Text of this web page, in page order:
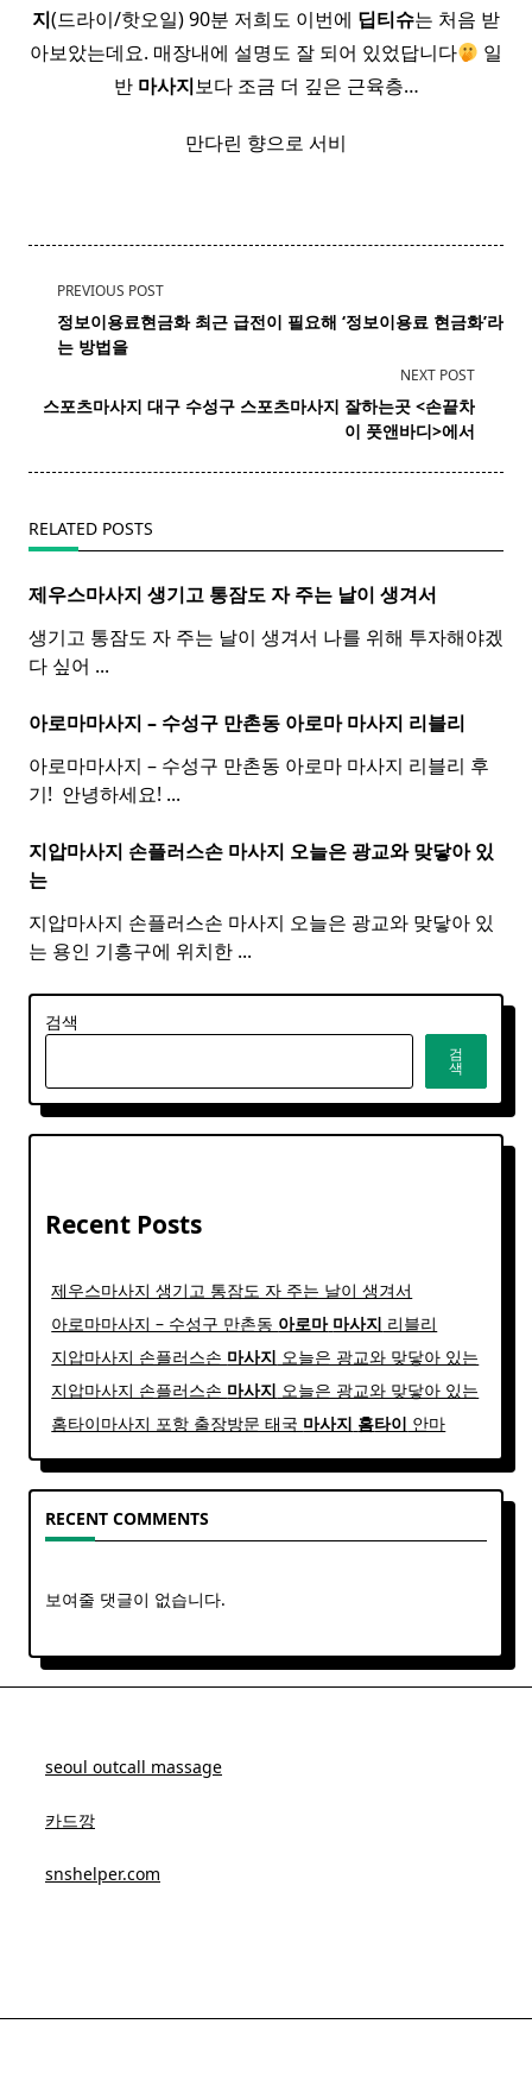
지(드라이/핫오일) 90분 저희도 이번에 딥티슈는 처음 받
아보았는데요. 매장내에 설명도 잘 되어 있었답니다
일
반 마사지보다 조금 더 깊은 근육층…
만다린 향으로 서비
<span
class="nav-
subtitle
reader-
PREVIOUS POST
정보이용료현금화 최근 급전이 필요해 ‘정보이용료 현금화’라
는 방법을
NEXT POST
스포츠마사지 대구 수성구 스포츠마사지 잘하는곳 <손끝차
이 풋앤바디>에서
RELATED POSTS
제우스마사지 생기고 통잠도 자 주는 날이 생겨서
생기고 통잠도 자 주는 날이 생겨서 나를 위해 투자해야겠
다 싶어 ...
아로마마사지 – 수성구 만촌동 아로마 마사지 리블리
아로마마사지 – 수성구 만촌동 아로마 마사지 리블리 후
기! ​ 안녕하세요! ...
지압마사지 손플러스손 마사지 오늘은 광교와 맞닿아 있
는
지압마사지 손플러스손 마사지 오늘은 광교와 맞닿아 있
는 용인 기흥구에 위치한 ...
검색
검
색
Recent Posts
제우스마사지 생기고 통잠도 자 주는 날이 생겨서
아로마마사지 – 수성구 만촌동 아로마 마사지 리블리
지압마사지 손플러스손 마사지 오늘은 광교와 맞닿아 있는
지압마사지 손플러스손 마사지 오늘은 광교와 맞닿아 있는
홈타이마사지 포항 출장방문 태국 마사지 홈타이 안마​
RECENT COMMENTS
보여줄 댓글이 없습니다.
seoul outcall massage
카드깡
snshelper.com